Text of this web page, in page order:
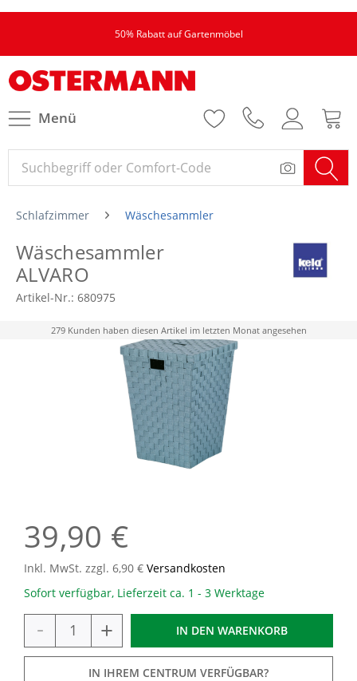
50% Rabatt auf Gartenmöbel
Menü
Schlafzimmer Wäschesammler
Wäschesammler
ALVARO
Artikel-Nr.: 680975
279 Kunden haben diesen Artikel im letzten Monat angesehen
39,90 €
Inkl. MwSt. zzgl. 6,90 € Versandkosten
Sofort verfügbar, Lieferzeit ca. 1 - 3 Werktage
- + IN DEN WARENKORB
IN IHREM CENTRUM VERFÜGBAR?